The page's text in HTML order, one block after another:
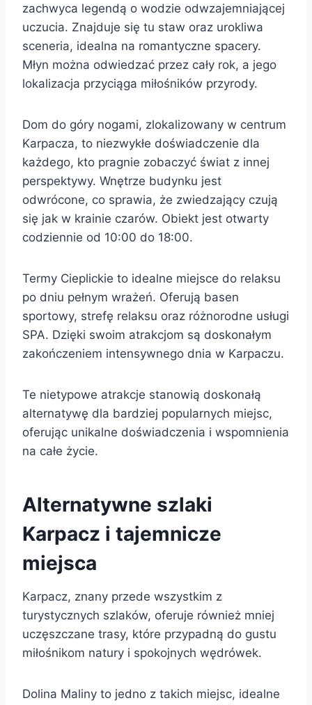
zachwyca legendą o wodzie odwzajemniającej
uczucia. Znajduje się tu staw oraz urokliwa
sceneria, idealna na romantyczne spacery.
Młyn można odwiedzać przez cały rok, a jego
lokalizacja przyciąga miłośników przyrody.
Dom do góry nogami, zlokalizowany w centrum
Karpacza, to niezwykłe doświadczenie dla
każdego, kto pragnie zobaczyć świat z innej
perspektywy. Wnętrze budynku jest
odwrócone, co sprawia, że zwiedzający czują
się jak w krainie czarów. Obiekt jest otwarty
codziennie od 10:00 do 18:00.
Termy Cieplickie to idealne miejsce do relaksu
po dniu pełnym wrażeń. Oferują basen
sportowy, strefę relaksu oraz różnorodne usługi
SPA. Dzięki swoim atrakcjom są doskonałym
zakończeniem intensywnego dnia w Karpaczu.
Te nietypowe atrakcje stanowią doskonałą
alternatywę dla bardziej popularnych miejsc,
oferując unikalne doświadczenia i wspomnienia
na całe życie.
Alternatywne szlaki
Karpacz i tajemnicze
miejsca
Karpacz, znany przede wszystkim z
turystycznych szlaków, oferuje również mniej
uczęszczane trasy, które przypadną do gustu
miłośnikom natury i spokojnych wędrówek.
Dolina Maliny to jedno z takich miejsc, idealne